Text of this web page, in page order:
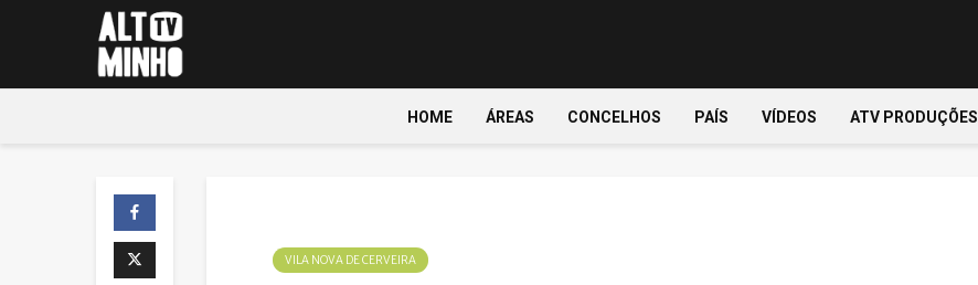
HOME ÁREAS CONCELHOS PAÍS VÍDEOS ATV PRODUÇÕES
VILA NOVA DE CERVEIRA